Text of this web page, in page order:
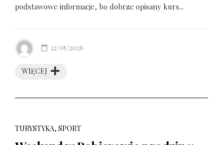
podstawowe informacje, bo dobrze opisany kurs...
WIĘCEJ
22/05/2026
TURYSTYKA, SPORT